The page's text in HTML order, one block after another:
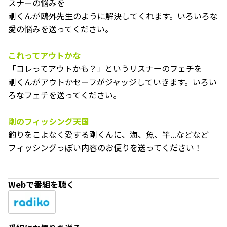
スナーの悩みを
剛くんが鴎外先生のように解決してくれます。いろいろな
愛の悩みを送ってください。
これってアウトかな
「コレってアウトかも？」というリスナーのフェチを
剛くんがアウトかセーフがジャッジしていきます。いろい
ろなフェチを送ってください。
剛のフィッシング天国
釣りをこよなく愛する剛くんに、海、魚、竿...などなど
フィッシングっぽい内容のお便りを送ってください！
Webで番組を聴く